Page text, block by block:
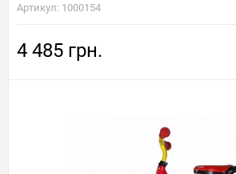
Артикул: 1000154
4 485 грн.